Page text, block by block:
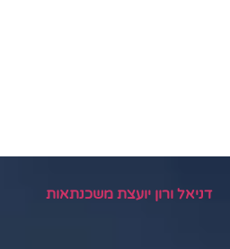
דניאל ורון יועצת משכנתאות